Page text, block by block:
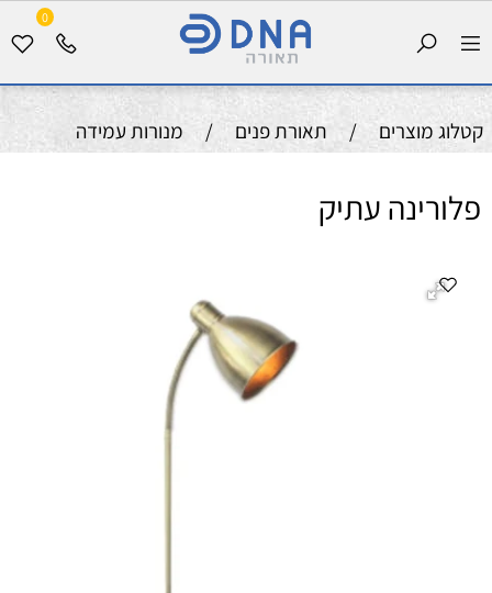
0
קטלוג מוצרים / תאורת פנים / מנורות עמידה
פלורינה עתיק